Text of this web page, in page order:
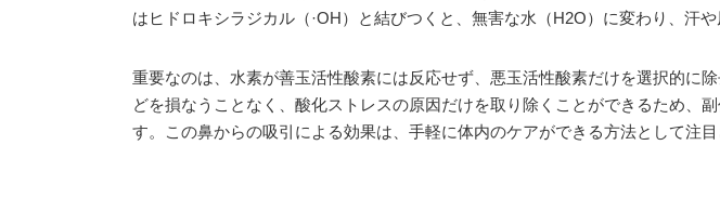
はヒドロキシラジカル（·OH）と結びつくと、無害な水（H2O）に変わり、汗や
重要なのは、水素が善玉活性酸素には反応せず、悪玉活性酸素だけを選択的に
どを損なうことなく、酸化ストレスの原因だけを取り除くことができるため、
す。この鼻からの吸引による効果は、手軽に体内のケアができる方法として注目